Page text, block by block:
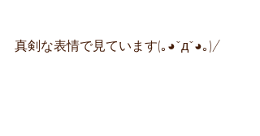
真剣な表情で見ています(｡◕ˇдˇ​◕｡)/